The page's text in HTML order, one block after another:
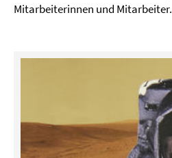
Mitarbeiterinnen und Mitarbeiter.